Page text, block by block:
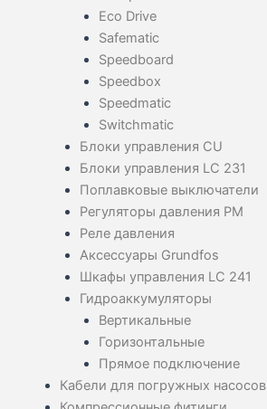
Eco Drive
Safematic
Speedboard
Speedbox
Speedmatic
Switchmatic
Блоки управления CU
Блоки управления LC 231
Поплавковые выключатели
Регуляторы давления PM
Реле давления
Аксессуары Grundfos
Шкафы управления LC 241
Гидроаккумуляторы
Вертикальные
Горизонтальные
Прямое подключение
Кабели для погружных насосов